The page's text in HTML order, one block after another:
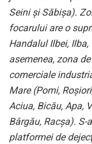
Seini și Săbișa).
focarului are o
Handalul Ilbei, Ilba,
asemenea, zona
comerciale
Mare (Pomi,
Aciua, Bicău, Apa,
Bârgău, Racșa).
platformei de